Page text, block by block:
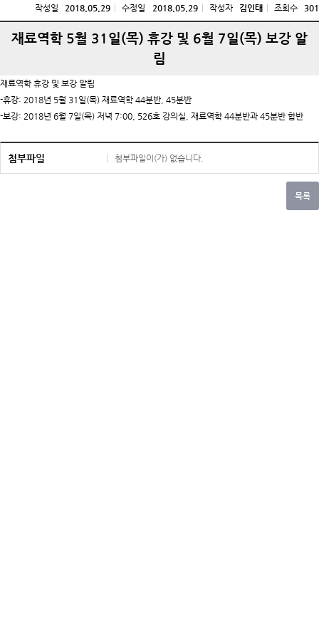
작성일 2018.05.29 수정일 2018.05.29 작성자 김인태 조회수 301
재료역학 5월 31일(목) 휴강 및 6월 7일(목) 보강 알
림
재료역학 휴강 및 보강 알림
-휴강: 2018년 5월 31일(목) 재료역학 44분반, 45분반
-보강: 2018년 6월 7일(목) 저녁 7:00, 526호 강의실, 재료역학 44분반과 45분반 합반
첨부파일 첨부파일이(가) 없습니다.